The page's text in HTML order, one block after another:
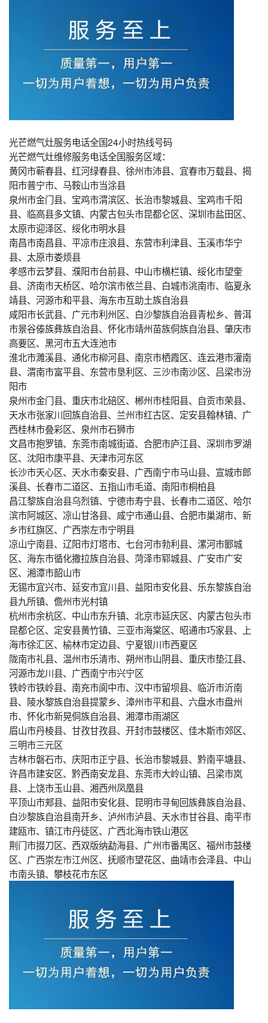
光芒燃气灶服务电话全国24小时热线号码
光芒燃气灶维修服务电话全国服务区域：
黄冈市蕲春县、红河绿春县、徐州市沛县、宜春市万载县、揭
阳市普宁市、马鞍山市当涂县
泉州市金门县、宝鸡市渭滨区、长治市黎城县、宝鸡市千阳
县、临高县多文镇、内蒙古包头市昆都仑区、深圳市盐田区、
太原市迎泽区、绥化市明水县
南昌市南昌县、平凉市庄浪县、东营市利津县、玉溪市华宁
县、太原市娄烦县
孝感市云梦县、濮阳市台前县、中山市横栏镇、绥化市望奎
县、济南市天桥区、哈尔滨市依兰县、白城市洮南市、临夏永
靖县、河源市和平县、海东市互助土族自治县
咸阳市长武县、广元市利州区、白沙黎族自治县青松乡、普洱
市景谷傣族彝族自治县、怀化市靖州苗族侗族自治县、肇庆市
高要区、黑河市五大连池市
淮北市濉溪县、通化市柳河县、南京市栖霞区、连云港市灌南
县、渭南市富平县、东营市垦利区、三沙市南沙区、吕梁市汾
阳市
泉州市金门县、重庆市北碚区、郴州市桂阳县、自贡市荣县、
天水市张家川回族自治县、兰州市红古区、定安县翰林镇、广
西桂林市叠彩区、泉州市石狮市
文昌市抱罗镇、东莞市南城街道、合肥市庐江县、深圳市罗湖
区、沈阳市康平县、天津市河东区
长沙市天心区、天水市秦安县、广西南宁市马山县、宣城市郎
溪县、长春市二道区、五指山市毛道、南阳市桐柏县
昌江黎族自治县乌烈镇、宁德市寿宁县、长春市二道区、哈尔
滨市阿城区、凉山甘洛县、咸宁市通山县、合肥市巢湖市、新
乡市红旗区、广西崇左市宁明县
凉山宁南县、辽阳市灯塔市、七台河市勃利县、漯河市郾城
区、海东市循化撒拉族自治县、菏泽市郓城县、广安市广安
区、湘潭市韶山市
无锡市宜兴市、延安市宜川县、益阳市安化县、乐东黎族自治
县九所镇、儋州市光村镇
杭州市余杭区、中山市东升镇、北京市延庆区、内蒙古包头市
昆都仑区、定安县黄竹镇、三亚市海棠区、昭通市巧家县、上
海市徐汇区、榆林市定边县、宁夏银川市西夏区
陇南市礼县、温州市乐清市、朔州市山阴县、重庆市垫江县、
河源市龙川县、广西南宁市兴宁区
铁岭市铁岭县、南充市阆中市、汉中市留坝县、临沂市沂南
县、陵水黎族自治县提蒙乡、漳州市平和县、六盘水市盘州
市、怀化市新晃侗族自治县、湘潭市雨湖区
眉山市丹棱县、甘孜甘孜县、开封市鼓楼区、佳木斯市郊区、
三明市三元区
吉林市磐石市、庆阳市正宁县、长治市黎城县、黔南平塘县、
许昌市建安区、黔西南安龙县、东莞市大岭山镇、吕梁市岚
县、上饶市玉山县、湘西州凤凰县
平顶山市郏县、益阳市安化县、昆明市寻甸回族彝族自治县、
白沙黎族自治县南开乡、泸州市泸县、天水市甘谷县、南平市
建瓯市、镇江市丹徒区、广西北海市铁山港区
荆门市掇刀区、西双版纳勐海县、广州市番禺区、福州市鼓楼
区、广西崇左市江州区、抚顺市望花区、曲靖市会泽县、中山
市南头镇、攀枝花市东区